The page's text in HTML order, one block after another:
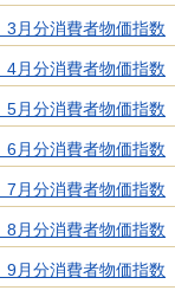
3月分消費者物価指数
4月分消費者物価指数
5月分消費者物価指数
6月分消費者物価指数
7月分消費者物価指数
8月分消費者物価指数
9月分消費者物価指数